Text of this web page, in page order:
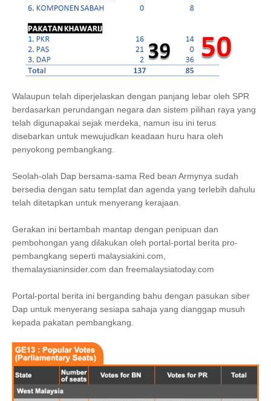
Walaupun telah diperjelaskan dengan panjang lebar oleh SPR
berdasarkan perundangan negara dan sistem pilihan raya yang
telah digunapakai sejak merdeka, namun isu ini terus
disebarkan untuk mewujudkan keadaan huru hara oleh
penyokong pembangkang.
Seolah-olah Dap bersama-sama Red bean Armynya sudah
bersedia dengan satu templat dan agenda yang terlebih dahulu
telah ditetapkan untuk menyerang kerajaan.
Gerakan ini bertambah mantap dengan penipuan dan
pembohongan yang dilakukan oleh portal-portal berita pro-
pembangkang seperti malaysiakini.com,
themalaysianinsider.com dan freemalaysiatoday.com
Portal-portal berita ini berganding bahu dengan pasukan siber
Dap untuk menyerang sesiapa sahaja yang dianggap musuh
kepada pakatan pembangkang.